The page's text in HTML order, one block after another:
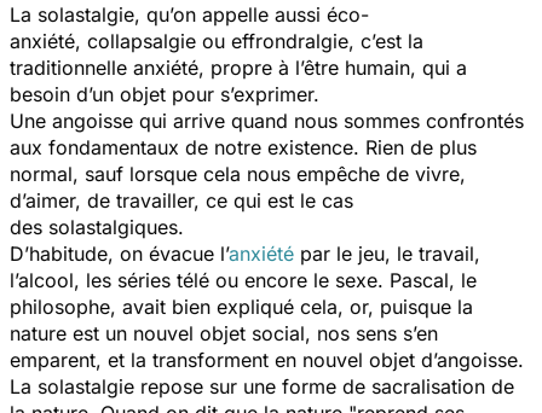
La solastalgie, qu’on appelle aussi éco-
anxiété, collapsalgie ou effrondralgie, c’est la
traditionnelle anxiété, propre à l’être humain, qui a
besoin d’un objet pour s’exprimer.
Une angoisse qui arrive quand nous sommes confrontés
aux fondamentaux de notre existence. Rien de plus
normal, sauf lorsque cela nous empêche de vivre,
d’aimer, de travailler, ce qui est le cas
des solastalgiques.
D’habitude, on évacue l’anxiété par le jeu, le travail,
l’alcool, les séries télé ou encore le sexe. Pascal, le
philosophe, avait bien expliqué cela, or, puisque la
nature est un nouvel objet social, nos sens s’en
emparent, et la transforment en nouvel objet d’angoisse.
La solastalgie repose sur une forme de sacralisation de